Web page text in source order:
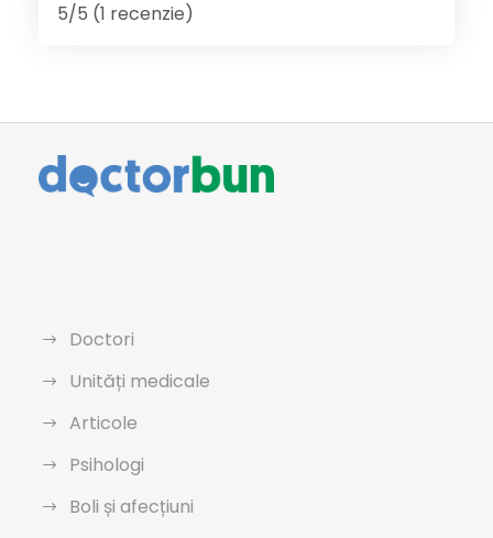
5/5 (1 recenzie)
Doctori
Unități medicale
Articole
Psihologi
Boli și afecțiuni